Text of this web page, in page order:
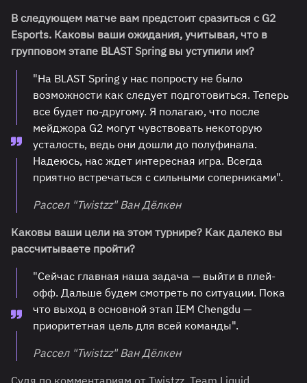
В следующем матче вам предстоит сразиться с G2
Esports. Каковы ваши ожидания, учитывая, что в
групповом этапе BLAST Spring вы уступили им?
"На BLAST Spring у нас попросту не было
возможности как следует подготовиться. Теперь
все будет по-другому. Я полагаю, что после
мейджора G2 могут чувствовать некоторую
усталость, ведь они дошли до полуфинала.
Надеюсь, нас ждет интересная игра. Всегда
приятно встречаться с сильными соперниками".
Рассел "⁠Twistzz⁠" Ван Дёлкен
Каковы ваши цели на этом турнире? Как далеко вы
рассчитываете пройти?
"Сейчас главная наша задача — выйти в плей-
офф. Дальше будем смотреть по ситуации. Пока
что выход в основной этап IEM Chengdu —
приоритетная цель для всей команды".
Рассел "⁠Twistzz⁠" Ван Дёлкен